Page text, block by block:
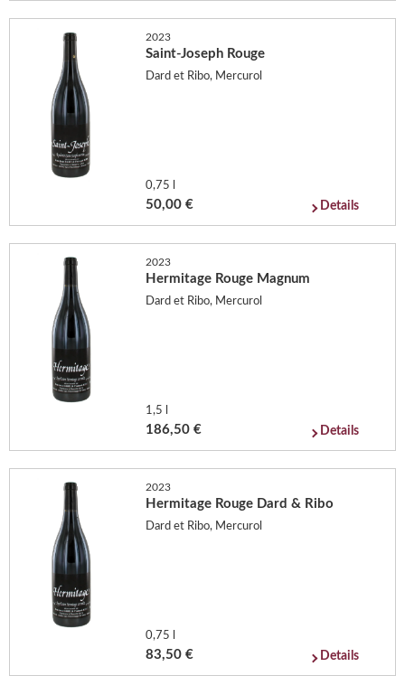
2023
Saint-Joseph Rouge
Dard et Ribo, Mercurol
0,75 l
50,00 € Details
2023
Hermitage Rouge Magnum
Dard et Ribo, Mercurol
1,5 l
186,50 € Details
2023
Hermitage Rouge Dard & Ribo
Dard et Ribo, Mercurol
0,75 l
83,50 € Details